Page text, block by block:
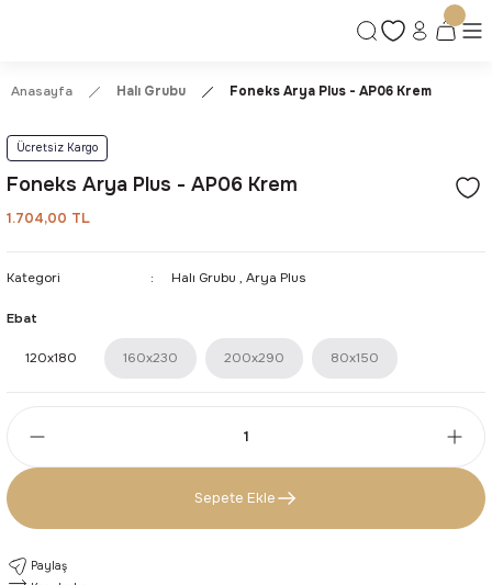
Güvenli Alışveriş Deneyimi
Anasayfa Halı Grubu Foneks Arya Plus - AP06 Krem
Ücretsiz Kargo
Foneks Arya Plus - AP06 Krem
1.704,00 TL
Kategori Halı Grubu , Arya Plus
Ebat
120x180 160x230 200x290 80x150
Sepete Ekle
Paylaş